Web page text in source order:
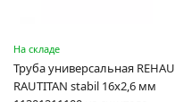
На складе
Труба универсальная REHAU
RAUTITAN stabil 16х2,6 мм